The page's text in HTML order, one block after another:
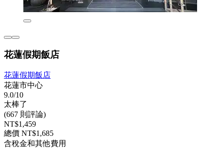
花蓮假期飯店
花蓮假期飯店
花蓮市中心
9.0/10
太棒了
(667 則評論)
NT$1,459
總價 NT$1,685
含稅金和其他費用